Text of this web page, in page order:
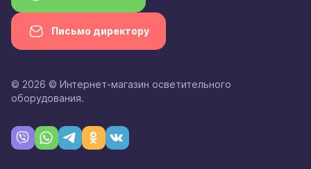
Письмо директору
© 2026 © Интернет-магазин осветительного
оборудования.